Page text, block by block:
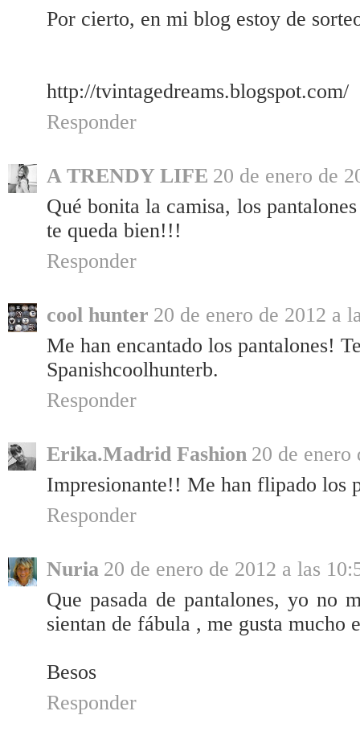
Por cierto, en mi blog estoy de
http://tvintagedreams.blogspot.com/
Responder
A TRENDY LIFE 20 de enero de
Qué bonita la camisa, los
te queda bien!!!
Responder
cool hunter 20 de enero de 2012 a
Me han encantado los pantalones!
Spanishcoolhunterb.
Responder
Erika.Madrid Fashion 20 de enero
Impresionante!! Me han flipado los
Responder
Nuria 20 de enero de 2012 a las
Que pasada de pantalones, yo no
sientan de fábula , me gusta mucho
Besos
Responder